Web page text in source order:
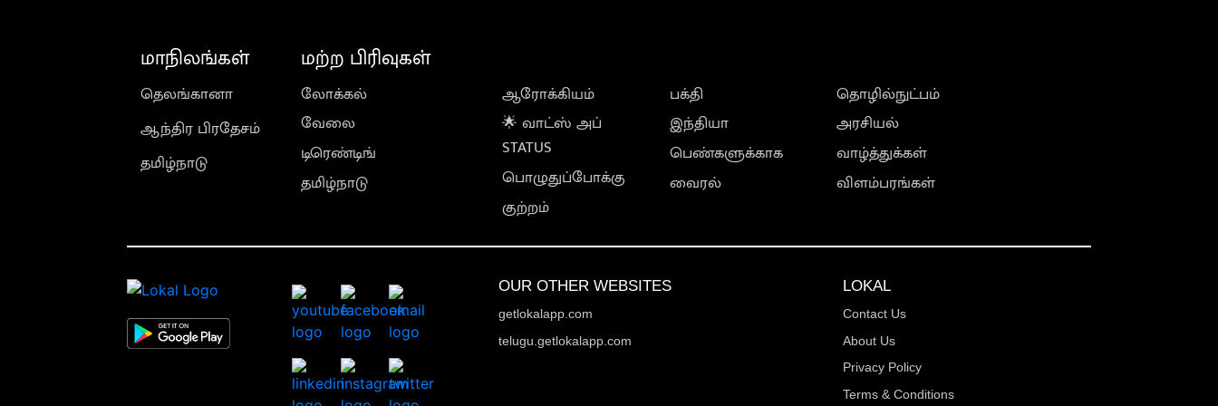
மாநிலங்கள்
தெலங்கானா
ஆந்திர பிரதேசம்
தமிழ்நாடு
மற்ற பிரிவுகள்
லோக்கல்
வேலை
டிரெண்டிங்
தமிழ்நாடு
ஆரோக்கியம்
🌟 வாட்ஸ் அப்
STATUS
பொழுதுப்போக்கு
குற்றம்
பக்தி
இந்தியா
பெண்களுக்காக
வைரல்
தொழில்நுட்பம்
அரசியல்
வாழ்த்துக்கள்
விளம்பரங்கள்
OUR OTHER WEBSITES
getlokalapp.com
telugu.getlokalapp.com
LOKAL
Contact Us
About Us
Privacy Policy
Terms & Conditions